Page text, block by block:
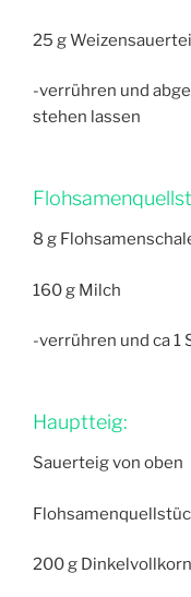
25 g
-verrühren und
stehen lassen
8 g
160 g Milch
-verrühren und ca 1
Hauptteig:
Sauerteig von oben
200 g